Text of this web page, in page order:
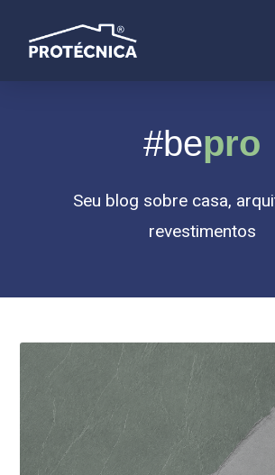
#bepro
Seu blog sobre casa,
revestimentos